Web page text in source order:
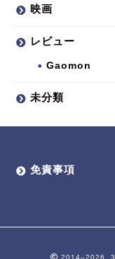
映画
レビュー
Gaomon
未分類
免責事項
2014–2026